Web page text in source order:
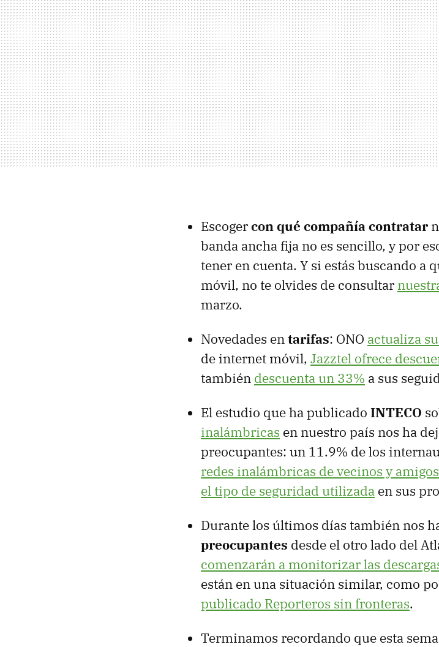
Escogercon qué compañía contratar
banda ancha fija no es sencillo, y por
tener en cuenta. Y si estás buscando a
móvil, no te olvides de consultar
marzo.
Novedades entarifas: ONO actualiza
de internet móvil, Jazztel ofrece
también descuenta un 33% a sus
El estudio que ha publicado INTECO
inalámbricas en nuestro país nos ha
preocupantes: un 11.9% de los
redes inalámbricas de vecinos y amigos
el tipo de seguridad utilizada en sus
Durante los últimos días también nos
preocupantes desde el otro lado del
comenzarán a monitorizar las
están en una situación similar, como
publicado Reporteros sin fronteras.
Terminamos recordando que esta